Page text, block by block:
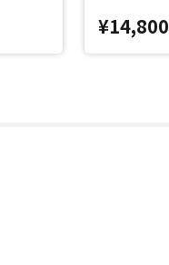
¥14,800